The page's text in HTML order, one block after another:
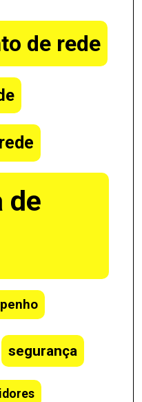
de rede
de
segurança